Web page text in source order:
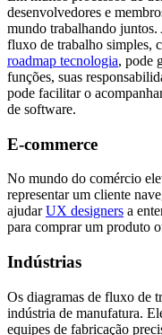
desenvolvedores e
mundo trabalhando
fluxo de trabalho simples,
roadmap tecnologia, pode
funções, suas
pode facilitar o
de software.
E-commerce
No mundo do comércio
representar um cliente
ajudarUX designers a
para comprar um produto
Indústrias
Os diagramas de fluxo de
indústria de manufatura.
equipes de fabricação